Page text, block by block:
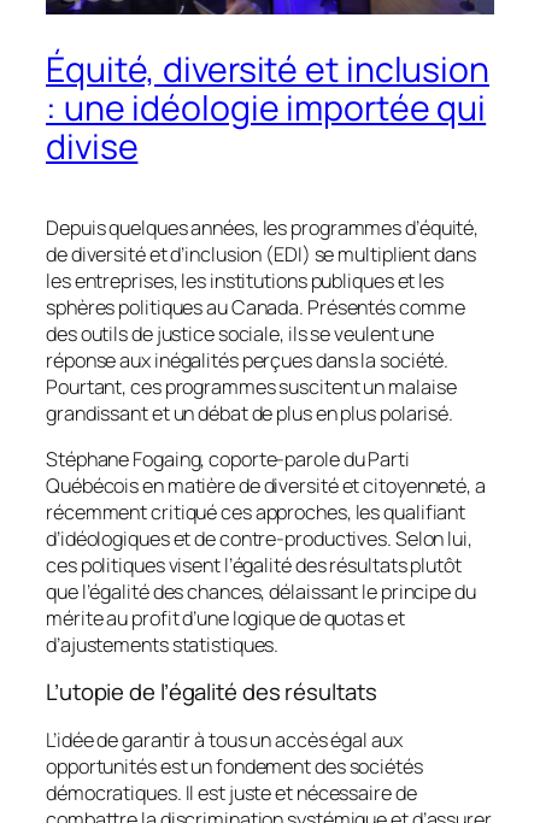
Équité, diversité et inclusion
: une idéologie importée qui
divise
Depuis quelques années, les programmes d’équité,
de diversité et d’inclusion (EDI) se multiplient dans
les entreprises, les institutions publiques et les
sphères politiques au Canada. Présentés comme
des outils de justice sociale, ils se veulent une
réponse aux inégalités perçues dans la société.
Pourtant, ces programmes suscitent un malaise
grandissant et un débat de plus en plus polarisé.
Stéphane Fogaing, coporte-parole du Parti
Québécois en matière de diversité et citoyenneté, a
récemment critiqué ces approches, les qualifiant
d’idéologiques et de contre-productives. Selon lui,
ces politiques visent l’égalité des résultats plutôt
que l’égalité des chances, délaissant le principe du
mérite au profit d’une logique de quotas et
d’ajustements statistiques.
L’utopie de l’égalité des résultats
L’idée de garantir à tous un accès égal aux
opportunités est un fondement des sociétés
démocratiques. Il est juste et nécessaire de